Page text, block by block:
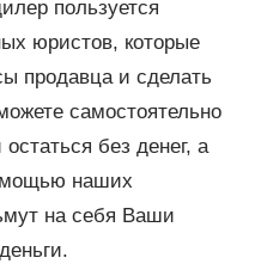
пользуется
юристов, которые
продавца и сделать
самостоятельно
без денег, а
наших
на себя Ваши